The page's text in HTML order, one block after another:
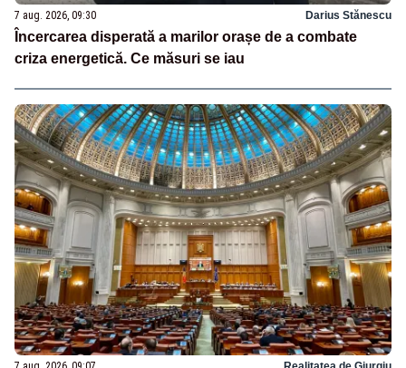
7 aug. 2026, 09:30 Darius Stănescu
Încercarea disperată a marilor orașe de a combate
criza energetică. Ce măsuri se iau